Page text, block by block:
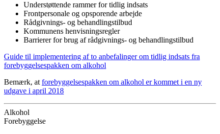
Understøttende rammer for tidlig indsats
Frontpersonale og opsporende arbejde
Rådgivnings- og behandlingstilbud
Kommunens henvisningsregler
Barrierer for brug af rådgivnings- og behandlingstilbud
Guide til implementering af to anbefalinger om tidlig indsats fra
forebyggelsespakken om alkohol
Bemærk, at forebyggelsespakken om alkohol er kommet i en ny
udgave i april 2018
Alkohol
Forebyggelse